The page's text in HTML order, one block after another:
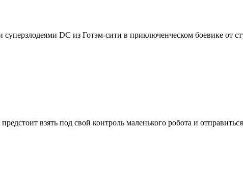
DC из Готэм-сити в приключенческом боевике от
взять под свой контроль маленького робота и